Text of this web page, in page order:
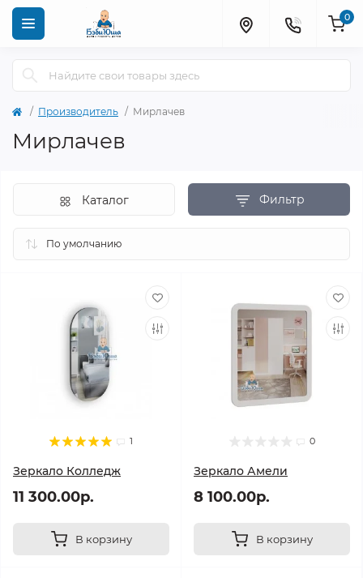
0
Производитель Мирлачев
Мирлачев
Фильтр
Каталог
1
Зеркало Колледж
11 300.00р.
В корзину
0
Зеркало Амели
8 100.00р.
В корзину